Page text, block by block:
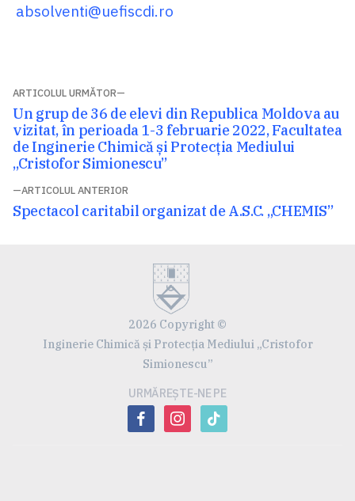
absolventi@uefiscdi.ro
Navigare
în
articole
ARTICOLUL ANTERIOR
Articolul
Spectacol caritabil organizat de A.S.C. „CHEMIS”
ARTICOLUL URMĂTOR
Articolul
următor:
Un grup de 36 de elevi din Republica Moldova au
vizitat, în perioada 1-3 februarie 2022, Facultatea
de Inginerie Chimică și Protecția Mediului
„Cristofor Simionescu”
2026 Copyright ©
Inginerie Chimică și Protecția Mediului „Cristofor
Simionescu”
URMĂREȘTE-NE PE
facebookinstagram
tiktok